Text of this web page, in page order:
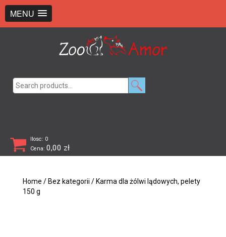
MENU
Ilosc: 0
Cena: 0,00 zł
Home / Bez kategorii / Karma dla żólwi lądowych, pelety
150 g